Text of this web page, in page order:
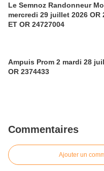
Le Semnoz Randonneur Montagne
mercredi 29 juillet 2026 OR 24537871
ET OR 24727004
Ampuis Prom 2 mardi 28 juillet 2026
OR 2374433
Commentaires
Ajouter un